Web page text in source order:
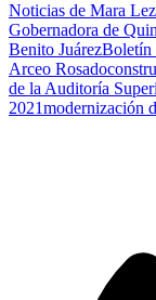
Noticias de Mara
Gobernadora de
Benito JuárezBoletín
Arceo Rosado
de la Auditoría
2021modernización